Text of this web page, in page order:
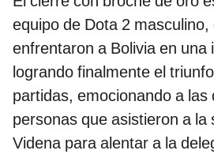
equipo de Dota 2 masculino,
enfrentaron a Bolivia en una
logrando finalmente el
partidas, emocionando a las
personas que asistieron a la
Videna para alentar a la